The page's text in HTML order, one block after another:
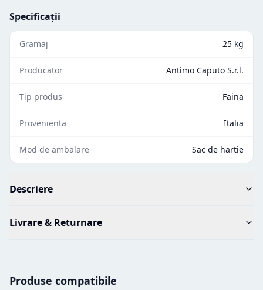
Specificații
Gramaj 25 kg
Producator Antimo Caputo S.r.l.
Tip produs Faina
Provenienta Italia
Mod de ambalare Sac de hartie
Descriere
Livrare & Returnare
Produse compatibile